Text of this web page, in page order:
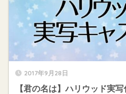
2017年9月28日
【君の名は】ハリウッド実